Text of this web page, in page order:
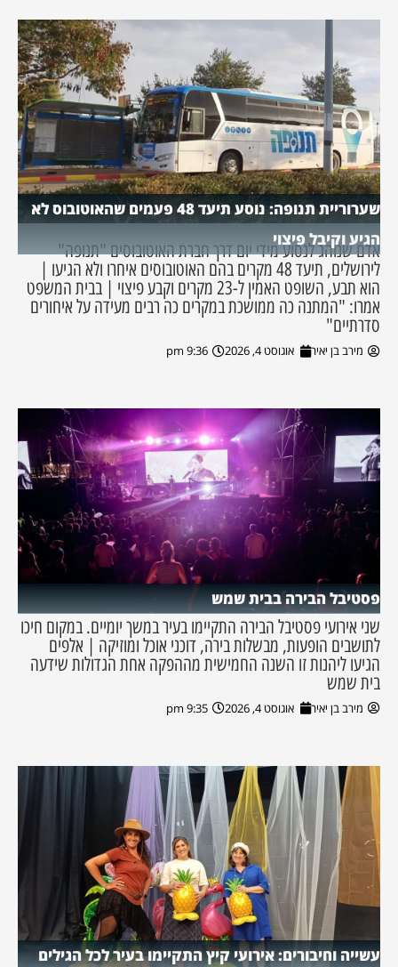
שערוריית תנופה: נוסע תיעד 48 פעמים שהאוטובוס לא
הגיע וקיבל פיצוי
אדם שנוהג לנסוע מידי יום דרך חברת האוטובוסים "תנופה"
לירושלים, תיעד 48 מקרים בהם האוטובוסים איחרו ולא הגיעו |
הוא תבע, השופט האמין ל-23 מקרים וקבע פיצוי | בבית המשפט
אמרו: "המתנה כה ממושכת במקרים כה רבים מעידה על איחורים
סדרתיים"
מירב בן יאיר אוגוסט 4, 2026 9:36 pm
פסטיבל הבירה בבית שמש
שני אירועי פסטיבל הבירה התקיימו בעיר במשך יומיים. במקום חיכו
לתושבים הופעות, מבשלות בירה, דוכני אוכל ומוזיקה | אלפים
הגיעו ליהנות זו השנה החמישית מההפקה אחת הגדולות שידעה
בית שמש
מירב בן יאיר אוגוסט 4, 2026 9:35 pm
עשייה וחיבורים: אירועי קיץ התקיימו בעיר לכל הגילים